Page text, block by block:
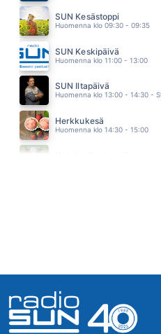
KIRKA
04.29
JUHA TAPIO
04.26
PANDORA
04.22
ELTON JOHN
04.16
SUN Kesästoppi
Huomenna klo 09:30 - 09:35
SUN Keskipäivä
Huomenna klo 11:00 - 13:00
SUN Iltapäivä
Huomenna klo 13:00 - 14:30 -
Herkkukesä
Huomenna klo 14:30 - 15:00